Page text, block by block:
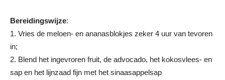
Bereidingswijze:
1. Vries de meloen- en ananasblokjes zeker 4 uur van tevoren
in;
2. Blend het ingevroren fruit, de advocado, het kokosvlees- en
sap en het lijnzaad fijn met het sinaasappelsap